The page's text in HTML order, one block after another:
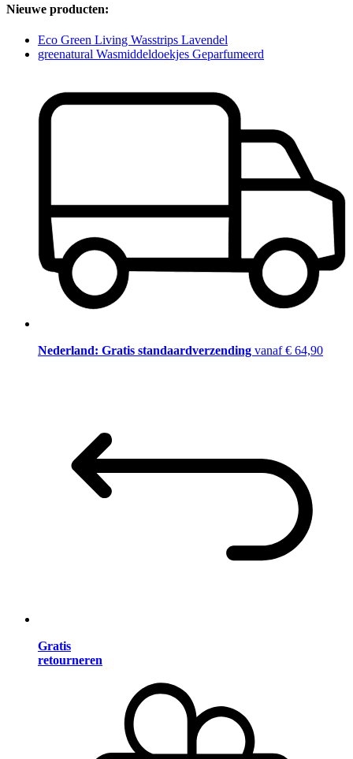
Nieuwe producten:
Eco Green Living Wasstrips Lavendel
greenatural Wasmiddeldoekjes Geparfumeerd
Nederland: Gratis standaardverzending vanaf € 64,90
Gratis
retourneren